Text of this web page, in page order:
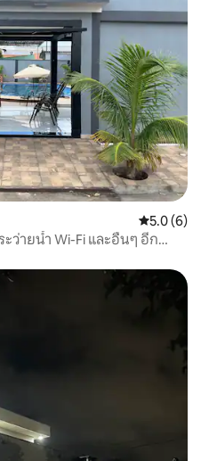
คะแนนเฉลี่
5.0 (6)
ายน้ำ Wi-Fi และอื่นๆ อีก